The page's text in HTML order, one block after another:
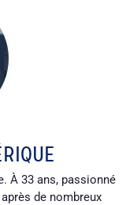
À 33 ans, passionné
de nombreux